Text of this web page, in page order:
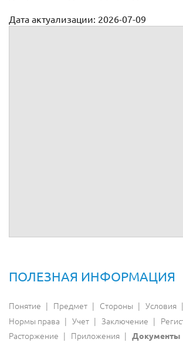
Дата актуализации: 2026-07-09
ПОЛЕЗНАЯ ИНФОРМАЦИЯ
Понятие Предмет Стороны Условия
Нормы права
Учет Заключение
Расторжение
Приложения Документы